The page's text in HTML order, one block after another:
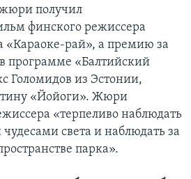
получил
финского режиссера
«Караоке-рай», а премию за
программе «Балтийский
Голомидов из Эстонии,
«Йойоги». Жюри
«терпеливо наблюдать
света и наблюдать за
парка».